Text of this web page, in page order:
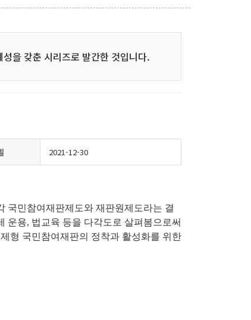
을 갖춘 시리즈로 발간한 것입니다.
2021-12-30
국민참여재판제도와 재판원제도라는 결
운용, 법교육 등을 다각도로 살펴봄으로써
형 국민참여재판의 정착과 활성화를 위한